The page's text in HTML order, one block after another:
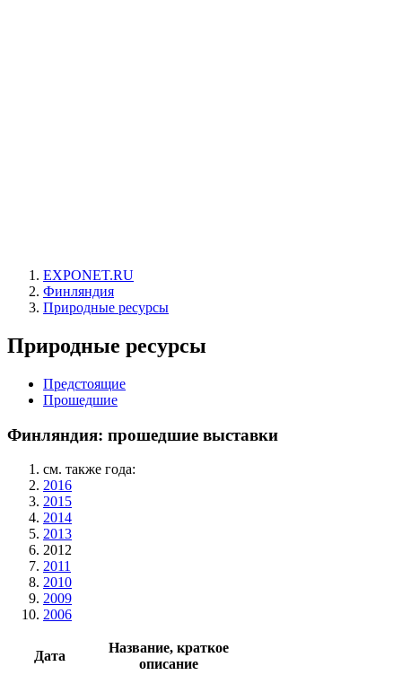
EXPONET.RU
Финляндия
Природные ресурсы
Природные ресурсы
Предстоящие
Прошедшие
Финляндия: прошедшие выставки
см. также года:
2016
2015
2014
2013
2012
2011
2010
2009
2006
Дата
Название, краткое
описание